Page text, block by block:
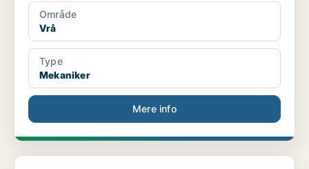
Område
Vrå
Type
Mekaniker
Mere info
Løkken: Vil du være bestyrelsesmedlem i Løkken-Vrå...